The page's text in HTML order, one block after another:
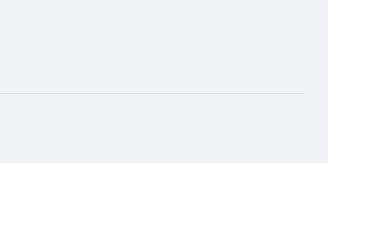
eine gute Stabilität und